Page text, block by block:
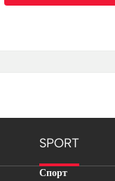
SPORT
Спорт